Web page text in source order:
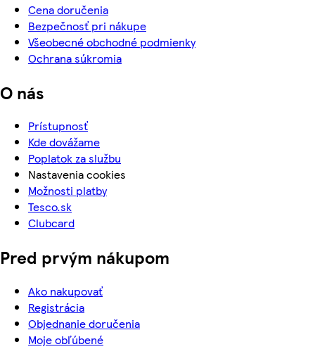
Cena doručenia
Bezpečnosť pri nákupe
Všeobecné obchodné podmienky
Ochrana súkromia
O nás
Prístupnosť
Kde dovážame
Poplatok za službu
Nastavenia cookies
Možnosti platby
Tesco.sk
Clubcard
Pred prvým nákupom
Ako nakupovať
Registrácia
Objednanie doručenia
Moje obľúbené